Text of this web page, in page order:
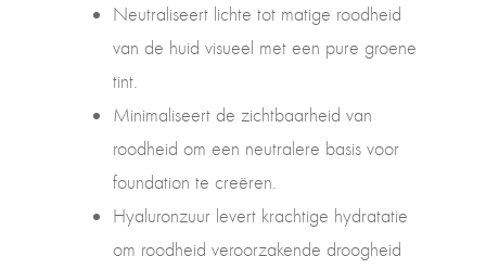
Neutraliseert lichte tot matige roodheid
van de huid visueel met een pure groene
tint.
Minimaliseert de zichtbaarheid van
roodheid om een neutralere basis voor
foundation te creëren.
Hyaluronzuur levert krachtige hydratatie
om roodheid veroorzakende droogheid